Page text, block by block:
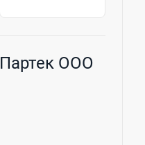
Партек ООО